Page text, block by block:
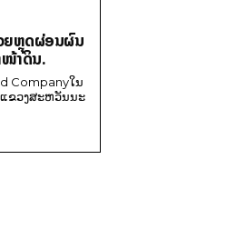
ຍຫຼຸດຜ່ອນຜົນ
າດິນ.
Companyໃນ
ແຂວງສະຫວັນນະ